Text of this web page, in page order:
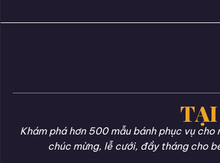
Khám phá hơn 500 mẫu bánh phục vụ
chúc mừng, lễ cưới, đầy tháng cho